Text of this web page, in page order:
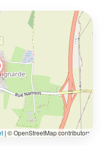
| © OpenStreetMap contributors